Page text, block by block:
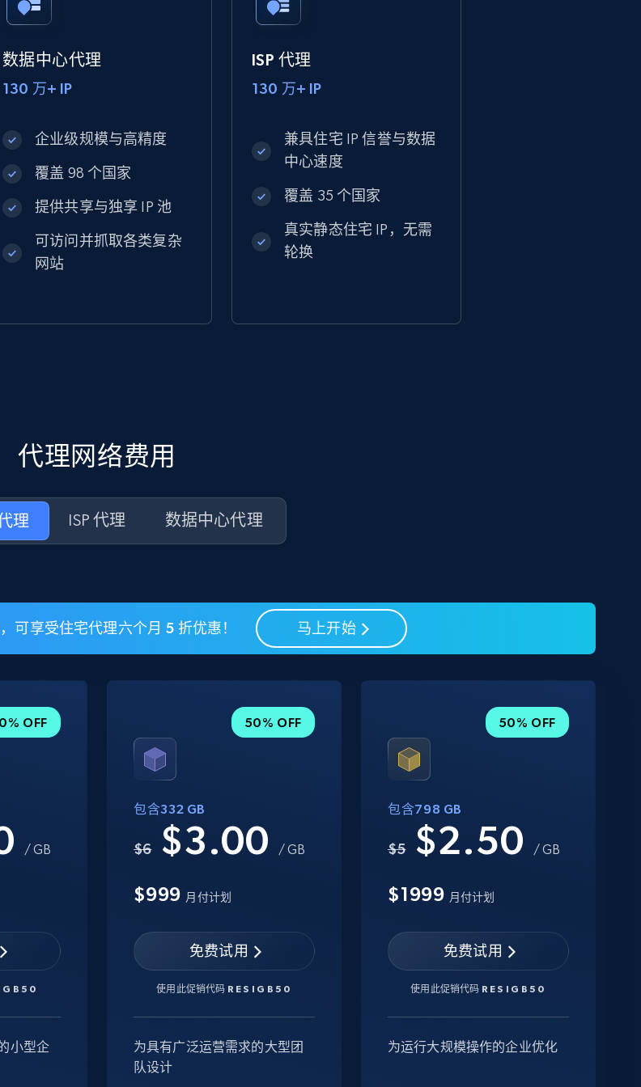
数据中心代理
130 万+ IP
企业级规模与高精度
覆盖 98 个国家
提供共享与独享 IP 池
可访问并抓取各类复杂
网站
ISP 代理
130 万+ IP
兼具住宅 IP 信誉与数据
中心速度
覆盖 35 个国家
真实静态住宅 IP，无需
轮换
代理网络费用
理 ISP 代理 数据中心代理
可享受住宅代理六个月 5 折优惠！ 马上开始
OFF
/ GB
小型企
50% OFF
包含332 GB
$6 $3.00 / GB
$999 月付计划
免费试用
使用此促销代码 RESIGB50
为具有广泛运营需求的大型团
队设计
50% OFF
包含798 GB
$5 $2.50 / GB
$1999 月付计划
免费试用
使用此促销代码 RESIGB50
为运行大规模操作的企业优化